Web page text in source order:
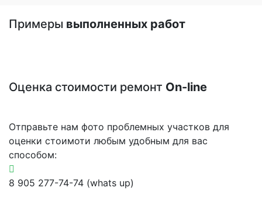
Примеры выполненных работ
Оценка стоимости ремонт On-line
Отправьте нам фото проблемных участков для
оценки стоимоти любым удобным для вас
способом:
8 905 277-74-74 (whats up)